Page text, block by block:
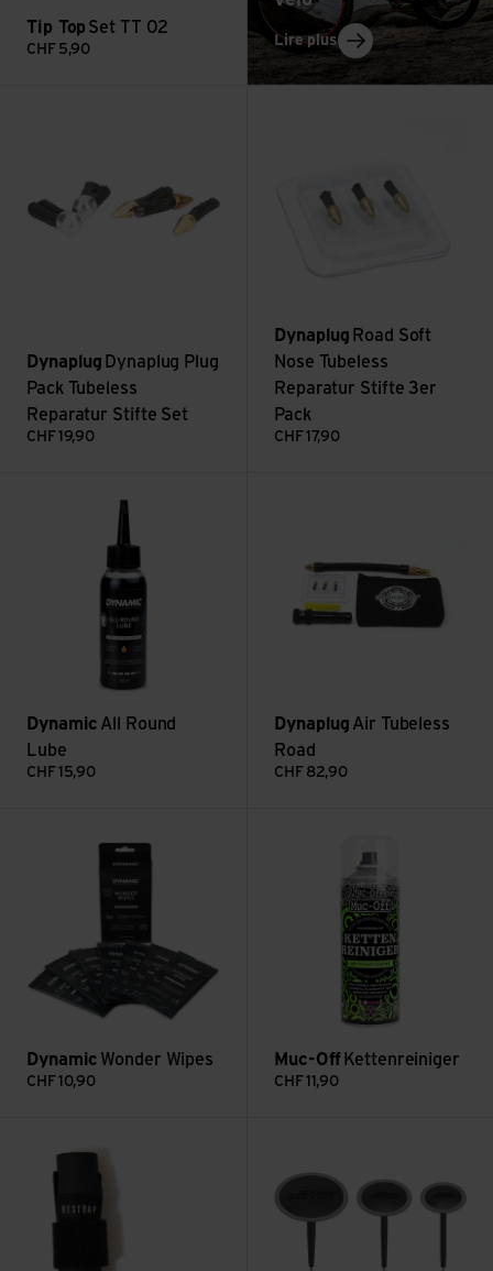
Tip Top Set TT 02
CHF 5,90
Lire plus: Équipement et
Dynaplug Dynaplug Plug
Pack Tubeless
Reparatur Stifte Set
CHF19,90
Dynaplug Road Soft
Nose Tubeless
Reparatur Stifte 3er
Pack
CHF17,90
Dynamic All Round
Lube
CHF15,90
Dynaplug Air Tubeless
Road
CHF 82,90
Dynamic Wonder Wipes
CHF10,90
Muc-Off Kettenreiniger
CHF11,90